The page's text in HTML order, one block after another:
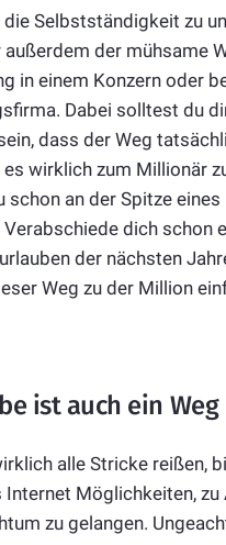
die Selbstständigkeit zu
der mühsame
in einem Konzern oder
Dabei solltest du
dass der Weg
es wirklich zum Millionär
schon an der Spitze eines
Verabschiede dich schon
der nächsten
Weg zu der Million
ist auch ein Weg
alle Stricke reißen,
Internet Möglichkeiten, zu
zu gelangen.